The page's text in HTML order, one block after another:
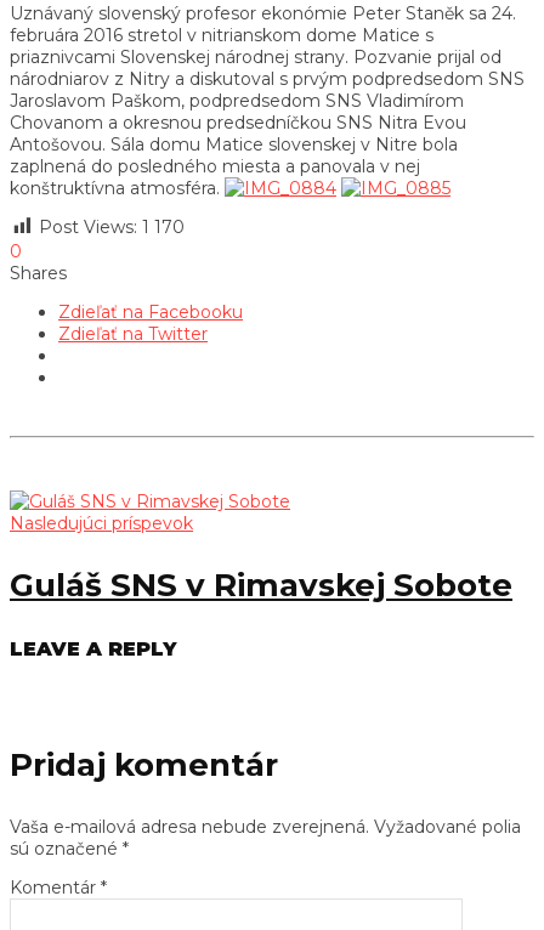
Uznávaný slovenský profesor ekonómie Peter Staněk sa 24.
februára 2016 stretol v nitrianskom dome Matice s
priaznivcami Slovenskej národnej strany. Pozvanie prijal od
národniarov z Nitry a diskutoval s prvým podpredsedom SNS
Jaroslavom Paškom, podpredsedom SNS Vladimírom
Chovanom a okresnou predsedníčkou SNS Nitra Evou
Antošovou. Sála domu Matice slovenskej v Nitre bola
zaplnená do posledného miesta a panovala v nej
konštruktívna atmosféra.
Post Views: 1 170
0
Shares
Zdieľať na Facebooku
Zdieľať na Twitter
Nasledujúci príspevok
Guláš SNS v Rimavskej Sobote
LEAVE A REPLY
Pridaj komentár
Vaša e-mailová adresa nebude zverejnená. Vyžadované polia
sú označené *
Komentár *